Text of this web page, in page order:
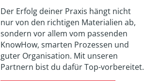
Der Erfolg deiner Praxis hängt nicht
nur von den richtigen Materialien ab,
sondern vor allem vom passenden
KnowHow, smarten Prozessen und
guter Organisation. Mit unseren
Partnern bist du dafür Top-vorbereitet.